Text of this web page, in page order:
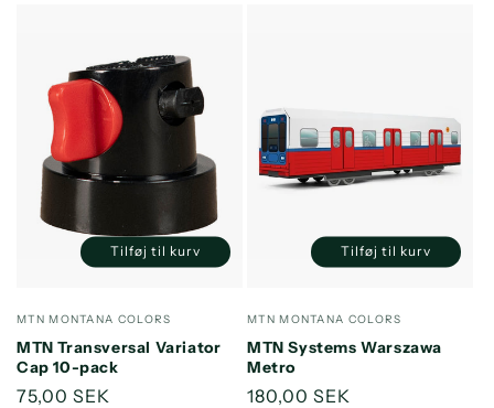
Forhandler:
MTN MONTANA COLORS
MTN Transversal Variator
Cap 10-pack
Normalpris
75,00 SEK
Reducer
Default
Title
Øg
Default
Title
Tilføj til kurv
Forhandler:
MTN MONTANA COLORS
MTN Systems Warszawa
Metro
Normalpris
180,00 SEK
Reducer
Default
Title
Øg
Default
Title
Tilføj til kurv